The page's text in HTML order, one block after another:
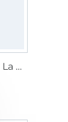
Tissu jersey de coton La Pat' Patrouille Friends, bleu foncé